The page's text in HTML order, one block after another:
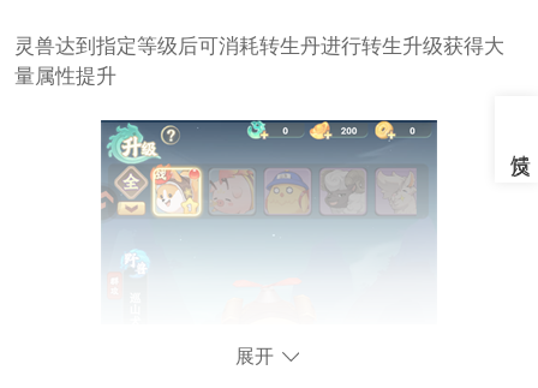
灵兽达到指定等级后可消耗转生丹进行转生升级获得大
量属性提升
展开